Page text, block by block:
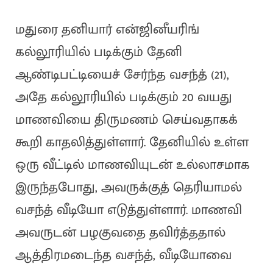
மதுரை தனியார் என்ஜினீயரிங்
கல்லூரியில் படிக்கும் தேனி
ஆண்டிபட்டியைச் சேர்ந்த வசந்த் (21),
அதே கல்லூரியில் படிக்கும் 20 வயது
மாணவியை திருமணம் செய்வதாகக்
கூறி காதலித்துள்ளார். தேனியில் உள்ள
ஒரு வீட்டில் மாணவியுடன் உல்லாசமாக
இருந்தபோது, அவருக்குத் தெரியாமல்
வசந்த் வீடியோ எடுத்துள்ளார். மாணவி
அவருடன் பழகுவதை தவிர்த்ததால்
ஆத்திரமடைந்த வசந்த், வீடியோவை